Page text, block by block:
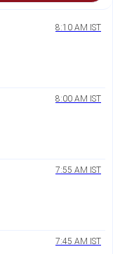
8:10 AM IST
8:00 AM IST
7:55 AM IST
7:45 AM IST